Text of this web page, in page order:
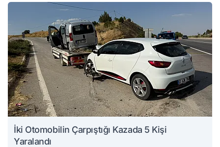
İki Otomobilin Çarpıştığı Kazada 5 Kişi
Yaralandı